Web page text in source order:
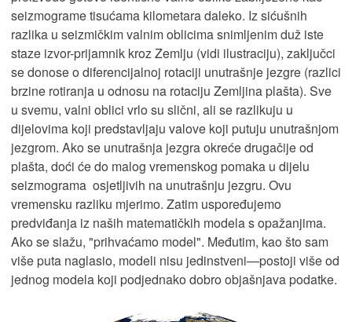
seizmograme tisućama kilometara daleko. Iz sićušnih
razlika u seizmičkim valnim oblicima snimljenim duž iste
staze izvor-prijamnik kroz Zemlju (vidi ilustraciju), zaključci
se donose o diferencijalnoj rotaciji unutrašnje jezgre (razlici
brzine rotiranja u odnosu na rotaciju Zemljina plašta). Sve
u svemu, valni oblici vrlo su slični, ali se razlikuju u
dijelovima koji predstavljaju valove koji putuju unutrašnjom
jezgrom. Ako se unutrašnja jezgra okreće drugačije od
plašta, doći će do malog vremenskog pomaka u dijelu
seizmograma osjetljivih na unutrašnju jezgru. Ovu
vremensku razliku mjerimo. Zatim uspoređujemo
predviđanja iz naših matematičkih modela s opažanjima.
Ako se slažu, "prihvaćamo model". Međutim, kao što sam
više puta naglasio, modeli nisu jedinstveni—postoji više od
jednog modela koji podjednako dobro objašnjava podatke.